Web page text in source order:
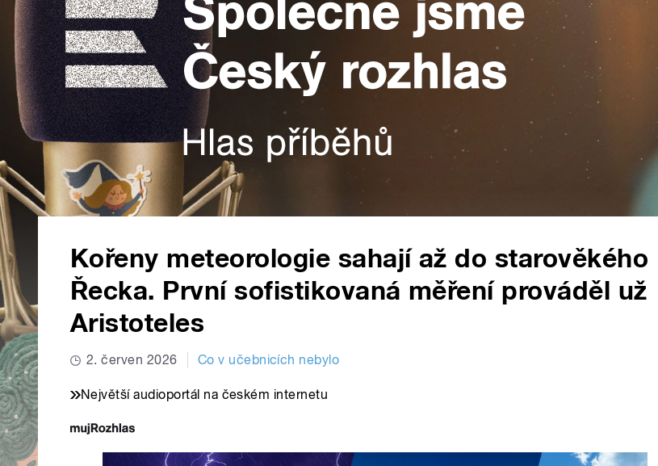
Kořeny meteorologie sahají až do starověkého
Řecka. První sofistikovaná měření prováděl už
Aristoteles
2. červen 2026 Co v učebnicích nebylo
Největší audioportál na českém internetu